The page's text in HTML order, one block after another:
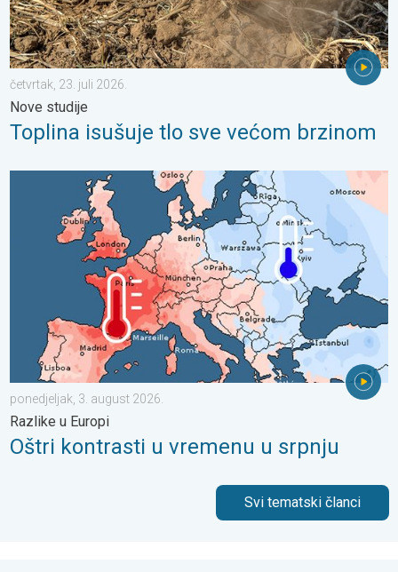
četvrtak, 23. juli 2026.
Nove studije
Toplina isušuje tlo sve većom brzinom
Oštri kontrasti u vremenu u srpnju. Razlike u Europi. . .
ponedjeljak, 3. august 2026.
Razlike u Europi
Oštri kontrasti u vremenu u srpnju
Svi tematski članci